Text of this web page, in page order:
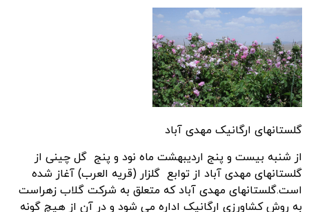
گلستانهای ارگانیک مهدی آباد
از شنبه بیست و پنج اردیبهشت ماه نود و پنج گل چینی از
گلستانهای مهدی آباد از توابع گلزار (قریه العرب) آغاز شده
است.گلستانهای مهدی آباد که متعلق به شرکت گلاب زهراست
به روش کشاورزی ارگانیک اداره می شود و در آن از هیچ گونه